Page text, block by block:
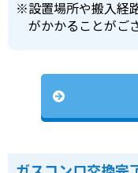
※設置場所や搬入経
がかかることがご